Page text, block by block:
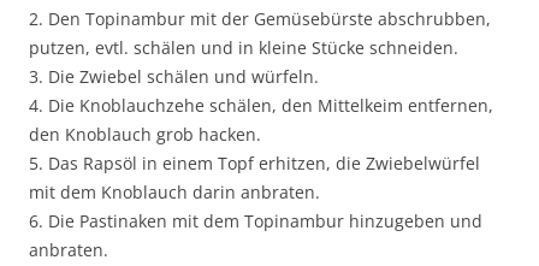
2. Den Topinambur mit der Gemüsebürste abschrubben,
putzen, evtl. schälen und in kleine Stücke schneiden.
3. Die Zwiebel schälen und würfeln.
4. Die Knoblauchzehe schälen, den Mittelkeim entfernen,
den Knoblauch grob hacken.
5. Das Rapsöl in einem Topf erhitzen, die Zwiebelwürfel
mit dem Knoblauch darin anbraten.
6. Die Pastinaken mit dem Topinambur hinzugeben und
anbraten.